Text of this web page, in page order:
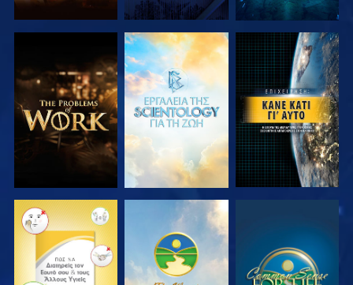
ΕΞΕΡΕΥΝΗΣΤΕ
ΤΗ ΣΕΙΡΑ
ΕΞΕΡΕΥΝΗΣΤΕ
ΤΗ ΣΕΙΡΑ
ΠΑΡΑΚΟΛΟΥΘΗΣΤΕ
ΠΑΡΑΚΟΛΟΥΘΗΣΤΕ ΠΑΡΑΚΟΛΟΥΘΗΣΤΕ ΠΑΡΑΚΟΛΟΥΘΗΣΤΕ